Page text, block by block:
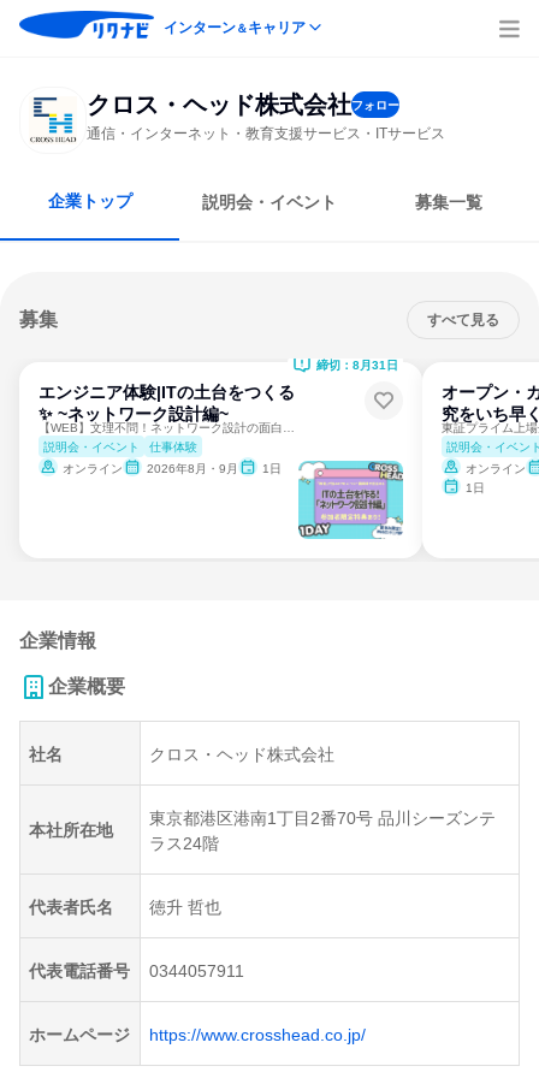
インターン＆キャリア
クロス・ヘッド株式会社フォロー
通信・インターネット・教育支援サービス・ITサービス
企業トップ 説明会・イベント 募集一覧
募集 すべて見る
エンジニア体験|ITの土台をつくる
✨ ~ネットワーク設計編~
説明会・イベント
仕事体験
オンライン
2026年8月・9月 1日
締切：8月31日
オープン・
究をいち早
説明会・イベン
オンライン
1日
企業情報
企業概要
社名 クロス・ヘッド株式会社
本社所在地
東京都港区港南1丁目2番70号 品川シーズンテ
ラス24階
代表者氏名 徳升 哲也
代表電話番号 0344057911
ホームページ https://www.crosshead.co.jp/